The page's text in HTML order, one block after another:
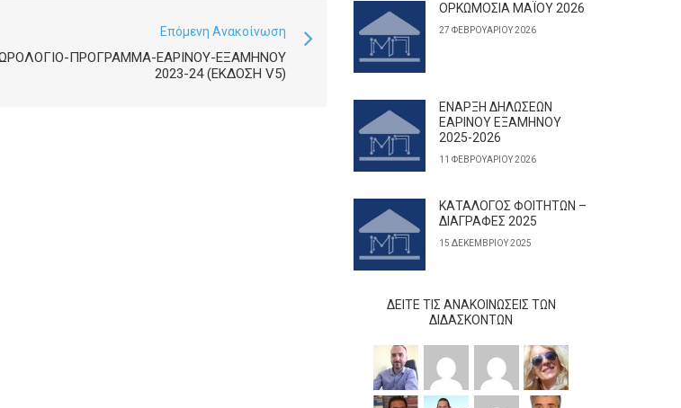
Επόμενη Ανακοίνωση
ΠΡΌΓΡΑΜΜΑ-ΕΑΡΙΝΟΎ-ΕΞΑΜΉΝΟΥ
2023-24 (ΈΚΔΟΣΗ V5)
ΟΡΚΩΜΟΣΙΑ ΜΑΪΟΥ 2026
27 ΦΕΒΡΟΥΑΡΊΟΥ 2026
ΕΝΑΡΞΗ ΔΗΛΩΣΕΩΝ
ΕΑΡΙΝΟΥ ΕΞΑΜΗΝΟΥ
2025-2026
11 ΦΕΒΡΟΥΑΡΊΟΥ 2026
ΚΑΤΑΛΟΓΟΣ ΦΟΙΤΗΤΩΝ –
ΔΙΑΓΡΑΦΕΣ 2025
15 ΔΕΚΕΜΒΡΊΟΥ 2025
ΔΕΊΤΕ ΤΙΣ ΑΝΑΚΟΙΝΏΣΕΙΣ ΤΩΝ
ΔΙΔΆΣΚΟΝΤΩΝ